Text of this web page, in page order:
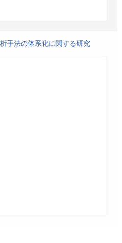
手法の体系化に関する研究